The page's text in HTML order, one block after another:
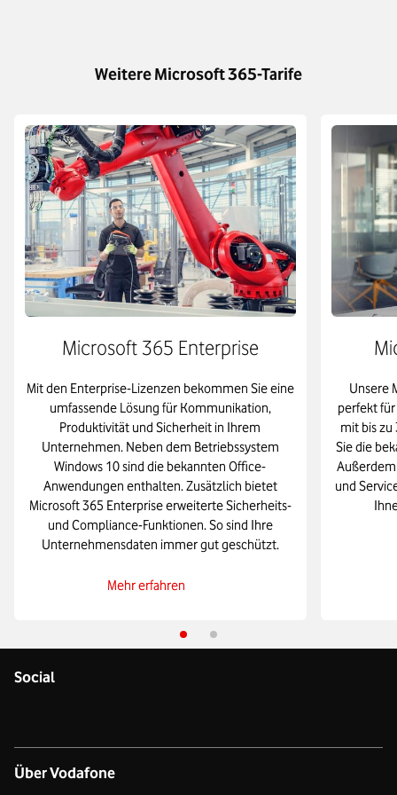
Weitere Microsoft 365-Tarife
Microsoft 365 Enterprise
Mit den Enterprise-Lizenzen bekommen Sie eine
umfassende Lösung für Kommunikation,
Produktivität und Sicherheit in Ihrem
Unternehmen. Neben dem Betriebssystem
Windows 10 sind die bekannten Office-
Anwendungen enthalten. Zusätzlich bietet
Microsoft 365 Enterprise erweiterte Sicherheits-
und Compliance-Funktionen. So sind Ihre
Unternehmensdaten immer gut geschützt.
Mehr erfahren
Unsere
perfekt
mit bis
Sie die
und
Social
Über Vodafone